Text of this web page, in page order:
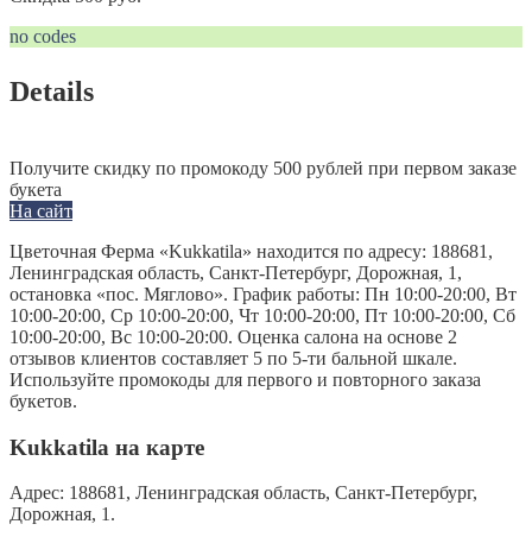
no codes
Details
Получите скидку по промокоду 500 рублей при первом заказе
букета
На сайт
Цветочная Ферма «Kukkatila» находится по адресу: 188681,
Ленинградская область, Санкт-Петербург, Дорожная, 1,
остановка «пос. Мяглово». График работы: Пн 10:00-20:00, Вт
10:00-20:00, Ср 10:00-20:00, Чт 10:00-20:00, Пт 10:00-20:00, Сб
10:00-20:00, Вс 10:00-20:00. Оценка салона на основе 2
отзывов клиентов составляет 5 по 5-ти бальной шкале.
Используйте промокоды для первого и повторного заказа
букетов.
Kukkatila на карте
Адрес: 188681, Ленинградская область, Санкт-Петербург,
Дорожная, 1.